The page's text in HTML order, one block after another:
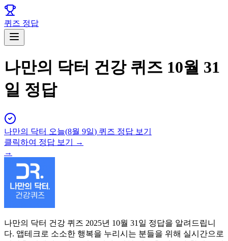
퀴즈 정답
나만의 닥터 건강 퀴즈 10월 31
일 정답
나만의 닥터 오늘(8월 9일) 퀴즈 정답 보기
클릭하여 정답 보기 →
→
나만의 닥터 건강 퀴즈 2025년 10월 31일 정답을 알려드립니
다. 앱테크로 소소한 행복을 누리시는 분들을 위해 실시간으로